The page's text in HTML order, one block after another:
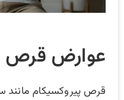
عوارض قرص
قرص پیروکسیکام مانند